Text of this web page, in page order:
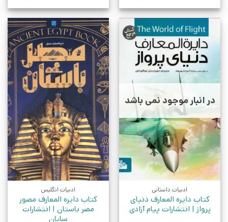
در انبار موجود نمی باشد
ادبیات داستانی
کتاب دایره المعارف دنیای
پرواز | انتشارات پیام آزادی
ادبیات انگلیس
کتاب دایره المعارف مصور
مصر باستان | انتشارات
سایان